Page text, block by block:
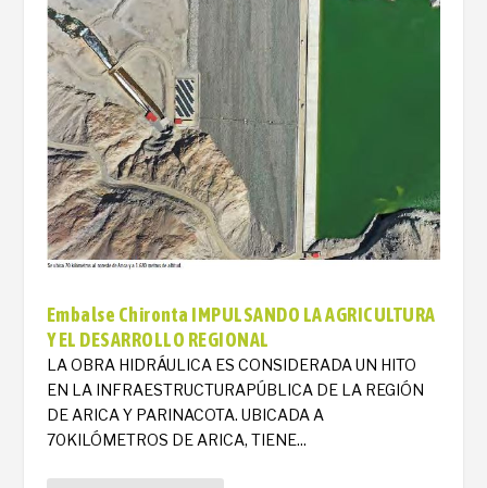
Embalse Chironta IMPULSANDO LA AGRICULTURA
Y EL DESARROLLO REGIONAL
LA OBRA HIDRÁULICA ES CONSIDERADA UN HITO
EN LA INFRAESTRUCTURAPÚBLICA DE LA REGIÓN
DE ARICA Y PARINACOTA. UBICADA A
70KILÓMETROS DE ARICA, TIENE...